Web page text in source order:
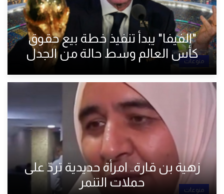
منوعات
"الفيفا" يبدأ تنفيذ خطة بيع حقوق
كأس العالم وسط حالة من الجدل
منوعات
زهية بن قارة.. امرأة حديدية تردّ على
حملات التنمر